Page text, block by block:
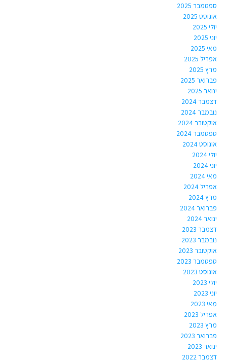
ספטמבר 2025
אוגוסט 2025
יולי 2025
יוני 2025
מאי 2025
אפריל 2025
מרץ 2025
פברואר 2025
ינואר 2025
דצמבר 2024
נובמבר 2024
אוקטובר 2024
ספטמבר 2024
אוגוסט 2024
יולי 2024
יוני 2024
מאי 2024
אפריל 2024
מרץ 2024
פברואר 2024
ינואר 2024
דצמבר 2023
נובמבר 2023
אוקטובר 2023
ספטמבר 2023
אוגוסט 2023
יולי 2023
יוני 2023
מאי 2023
אפריל 2023
מרץ 2023
פברואר 2023
ינואר 2023
דצמבר 2022